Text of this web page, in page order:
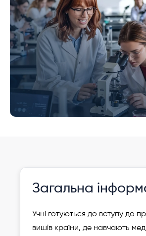
Загальна
Учні готуються до вступу до
вишів країни, де навчають